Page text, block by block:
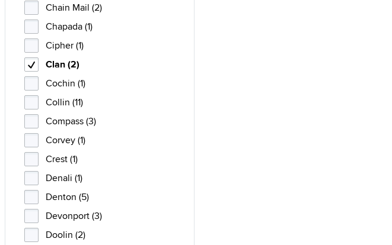
Chain Mail (2)
Chapada (1)
Cipher (1)
Clan (2)
Cochin (1)
Collin (11)
Compass (3)
Corvey (1)
Crest (1)
Denali (1)
Denton (5)
Devonport (3)
Doolin (2)